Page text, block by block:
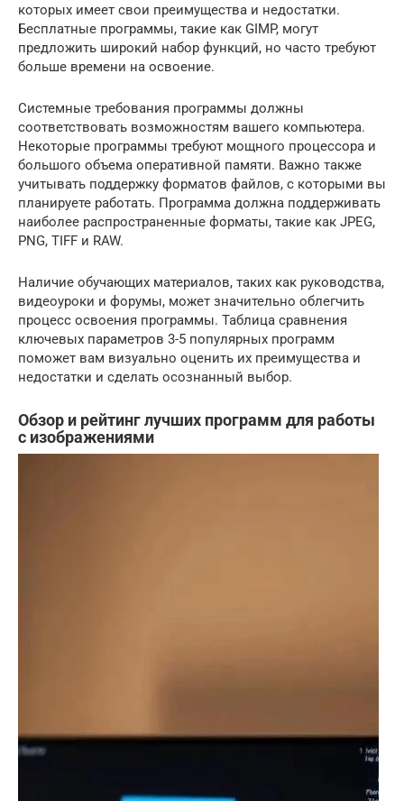
которых имеет свои преимущества и недостатки.
Бесплатные программы, такие как GIMP, могут
предложить широкий набор функций, но часто требуют
больше времени на освоение.
Системные требования программы должны
соответствовать возможностям вашего компьютера.
Некоторые программы требуют мощного процессора и
большого объема оперативной памяти. Важно также
учитывать поддержку форматов файлов, с которыми вы
планируете работать. Программа должна поддерживать
наиболее распространенные форматы, такие как JPEG,
PNG, TIFF и RAW.
Наличие обучающих материалов, таких как руководства,
видеоуроки и форумы, может значительно облегчить
процесс освоения программы. Таблица сравнения
ключевых параметров 3-5 популярных программ
поможет вам визуально оценить их преимущества и
недостатки и сделать осознанный выбор.
Обзор и рейтинг лучших программ для работы
с изображениями